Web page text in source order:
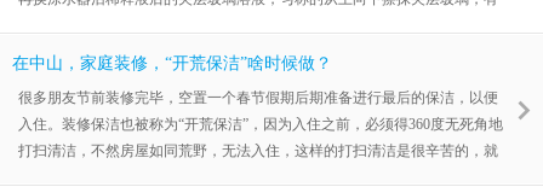
洁，用干手巾洗净窗框上留有的水迹，夹层玻璃上的水迹用口布擦洗整洁。
是PV
在中山，家庭装修，“开荒保洁”啥时候做？
很多朋友节前装修完毕，空置一个春节假期后期准备进行最后的保洁，以便
入住。装修保洁也被称为“开荒保洁”，因为入住之前，必须得360度无死角地
打扫清洁，不然房屋如同荒野，无法入住，这样的打扫清洁是很辛苦的，就